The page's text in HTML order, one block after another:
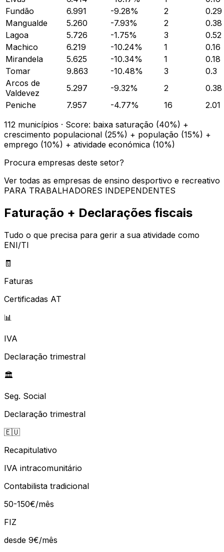
Fundão
6.991 -9.28% 2
0.29
Mangualde
5.260 -7.93% 2
0.38
Lagoa
5.726 -1.75% 3
0.52
Machico
6.219 -10.24% 1
0.16
Mirandela
5.625 -10.34% 1
0.18
Tomar
9.863 -10.48% 3
0.3
Arcos de
Valdevez
5.297 -9.32% 2
0.38
Peniche
7.957 -4.77% 16
2.01
112 municípios · Score: baixa saturação (40%) +
crescimento populacional (25%) + população (15%) +
emprego (10%) + atividade económica (10%)
Procura empresas deste setor?
Ver todas as empresas de ensino desportivo e recreativo
PARA TRABALHADORES INDEPENDENTES
Faturação + Declarações fiscais
Tudo o que precisa para gerir a sua atividade como
ENI/TI
🧾
Faturas
Certificadas AT
📊
IVA
Declaração trimestral
🏛️
Seg. Social
Declaração trimestral
🇪🇺
Recapitulativo
IVA intracomunitário
Contabilista tradicional
50-150€/mês
FIZ
desde 9€/mês